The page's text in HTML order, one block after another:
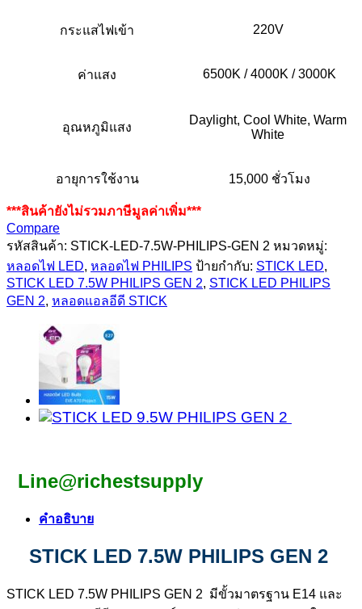
กระแสไฟเข้า 220V
ค่าแสง 6500K / 4000K / 3000K
อุณหภูมิแสง
Daylight, Cool White, Warm
White
อายุการใช้งาน 15,000 ชั่วโมง
***สินค้ายังไม่รวมภาษีมูลค่าเพิ่ม***
Compare
รหัสสินค้า: STICK-LED-7.5W-PHILIPS-GEN 2 หมวดหมู่:
หลอดไฟ LED, หลอดไฟ PHILIPS ป้ายกำกับ: STICK LED,
STICK LED 7.5W PHILIPS GEN 2, STICK LED PHILIPS
GEN 2, หลอดแอลอีดี STICK
Line@richestsupply
คำอธิบาย
STICK LED 7.5W PHILIPS GEN 2
STICK LED 7.5W PHILIPS GEN 2 มีขั้วมาตรฐาน E14 และ